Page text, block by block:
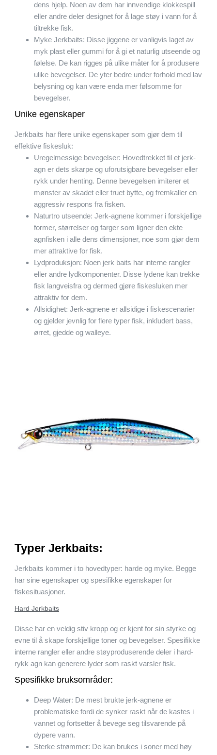
dens hjelp. Noen av dem har innvendige klokkespill
eller andre deler designet for å lage støy i vann for å
tiltrekke fisk.
Myke Jerkbaits: Disse jiggene er vanligvis laget av
myk plast eller gummi for å gi et naturlig utseende og
følelse. De kan rigges på ulike måter for å produsere
ulike bevegelser. De yter bedre under forhold med lav
belysning og kan være enda mer følsomme for
bevegelser.
Unike egenskaper
Jerkbaits har flere unike egenskaper som gjør dem til
effektive fiskesluk:
Uregelmessige bevegelser: Hovedtrekket til et jerk-
agn er dets skarpe og uforutsigbare bevegelser eller
rykk under henting. Denne bevegelsen imiterer et
mønster av skadet eller truet bytte, og fremkaller en
aggressiv respons fra fisken.
Naturtro utseende: Jerk-agnene kommer i forskjellige
former, størrelser og farger som ligner den ekte
agnfisken i alle dens dimensjoner, noe som gjør dem
mer attraktive for fisk.
Lydproduksjon: Noen jerk baits har interne rangler
eller andre lydkomponenter. Disse lydene kan trekke
fisk langveisfra og dermed gjøre fiskesluken mer
attraktiv for dem.
Allsidighet: Jerk-agnene er allsidige i fiskescenarier
og gjelder jevnlig for flere typer fisk, inkludert bass,
ørret, gjedde og walleye.
Typer Jerkbaits:
Jerkbaits kommer i to hovedtyper: harde og myke. Begge
har sine egenskaper og spesifikke egenskaper for
fiskesituasjoner.
Hard Jerkbaits
Disse har en veldig stiv kropp og er kjent for sin styrke og
evne til å skape forskjellige toner og bevegelser. Spesifikke
interne rangler eller andre støyproduserende deler i hard-
rykk agn kan generere lyder som raskt varsler fisk.
Spesifikke bruksområder:
Deep Water: De mest brukte jerk-agnene er
problematiske fordi de synker raskt når de kastes i
vannet og fortsetter å bevege seg tilsvarende på
dypere vann.
Sterke strømmer: De kan brukes i soner med høy